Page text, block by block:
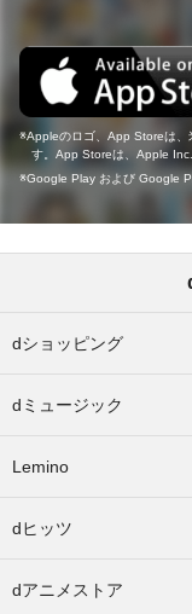
Appleのロゴ、App Storeは、
す。App Storeは、Apple Inc.
Google Play および Google
dショッピング
dミュージック
Lemino
dヒッツ
dアニメストア